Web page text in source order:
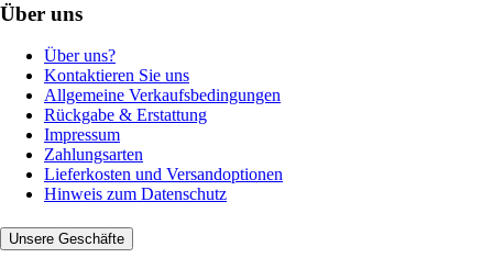
Über uns
Über uns?
Kontaktieren Sie uns
Allgemeine Verkaufsbedingungen
Rückgabe & Erstattung
Impressum
Zahlungsarten
Lieferkosten und Versandoptionen
Hinweis zum Datenschutz
Unsere Geschäfte